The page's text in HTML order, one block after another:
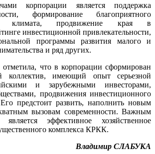
корпорации является поддержка
формирование благоприятного
климата, продвижение края в
инвестиционной привлекательности,
программы развития малого и
и ряд других.
что в корпорации сформирован
коллектив, имеющий опыт серьезной
и зарубежными инвесторами,
продвижения инвестиционного
предстоит развить, наполнить новым
вызовам современности. Важным
эффективное хозяйственное
комплекса КРКК.
Владимир СЛАБУКА